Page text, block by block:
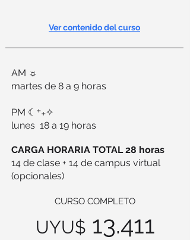
Ver contenido del curso
AM ☼
martes de 8 a 9 horas
PM ☾⁺₊✧
lunes 18 a 19 horas
CARGA HORARIA TOTAL 28 horas
14 de clase + 14 de campus virtual
(opcionales)
CURSO COMPLETO
UYU$ 13.411